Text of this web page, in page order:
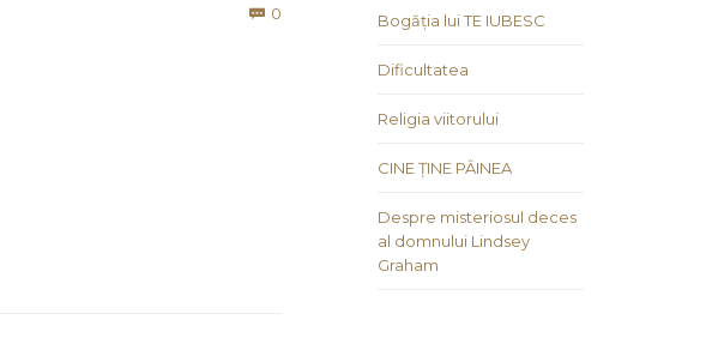
 0 Bogăția lui TE IUBESC
Dificultatea
Religia viitorului
CINE ȚINE PÂINEA
Despre misteriosul deces
al domnului Lindsey
Graham